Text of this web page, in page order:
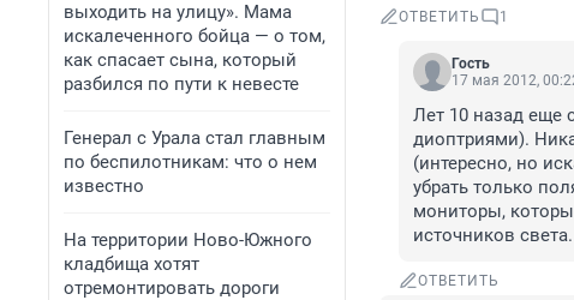
выходить на улицу». Мама
искалеченного бойца — о том,
как спасает сына, который
разбился по пути к невесте
Генерал с Урала стал главным
по беспилотникам: что о нем
известно
На территории Ново-Южного
кладбища хотят
отремонтировать дороги
ОТВЕТИТЬ 1
Гость
17 мая 2012,
Лет 10 назад еще
диоптриями).
(интересно, но
убрать только
мониторы,
источников света.
ОТВЕТИТЬ